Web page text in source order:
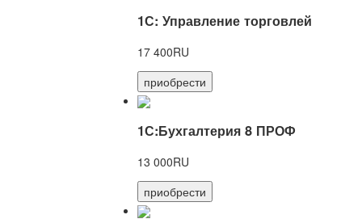
1С: Управление торговлей
17 400RU
приобрести
1С:Бухгалтерия 8 ПРОФ
13 000RU
приобрести